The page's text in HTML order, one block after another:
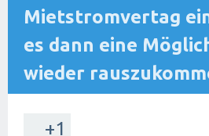
Mietstromvertag
es dann eine
wieder
+1